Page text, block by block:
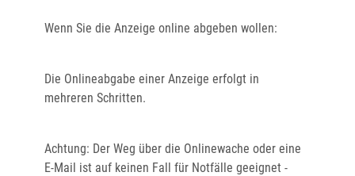
Wenn Sie die Anzeige online abgeben wollen:
Die Onlineabgabe einer Anzeige erfolgt in
mehreren Schritten.
Achtung: Der Weg über die Onlinewache oder eine
E-Mail ist auf keinen Fall für Notfälle geeignet -